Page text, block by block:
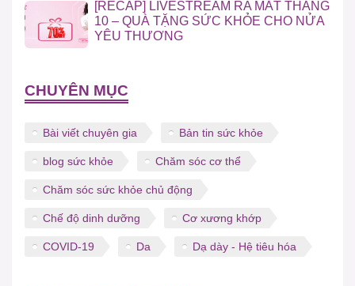
[RECAP] LIVESTREAM RA MẮT THÁNG
10 – QUÀ TẶNG SỨC KHỎE CHO NỬA
YÊU THƯƠNG
CHUYÊN MỤC
Bài viết chuyên gia Bản tin sức khỏe
blog sức khỏe Chăm sóc cơ thể
Chăm sóc sức khỏe chủ động
Chế độ dinh dưỡng Cơ xương khớp
COVID-19 Da Dạ dày - Hệ tiêu hóa